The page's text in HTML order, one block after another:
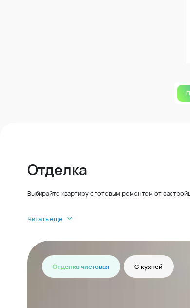
Отделка
Выбирайте квартиру с готовым ремонтом от
Читать еще
Отделка чистовая С кухней